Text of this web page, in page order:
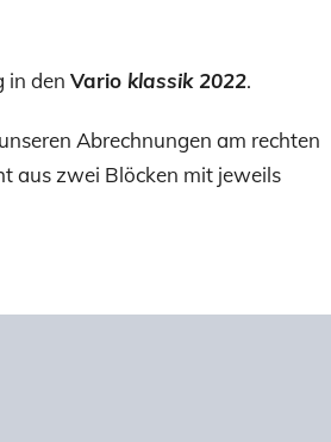
in den Vario klassik 2022.
Abrechnungen am rechten
aus zwei Blöcken mit jeweils